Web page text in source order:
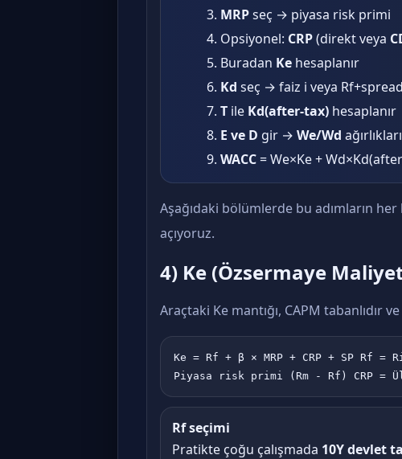
MRPseç → piyasa risk primi
Opsiyonel: CRP(direkt veya
Buradan Ke hesaplanır
Kd seç → faiz i veya Rf+spread
T ile Kd(after-tax) hesaplanır
E ve D gir → We/Wd ağırlıkları
WACC = We×Ke +
Aşağıdaki bölümlerde bu adımların
açıyoruz.
4) Ke (Özsermaye
Araçtaki Ke mantığı, CAPM
Ke = Rf + β × MRP + CRP + SP Rf
Piyasa risk primi (Rm - Rf) CRP
Rf seçimi
Pratikte çoğu çalışmada 10Y devlet